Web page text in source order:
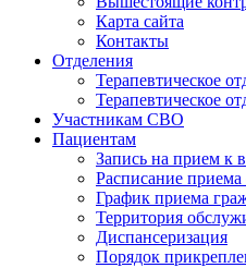
Карта сайта
Контакты
Отделения
Терапевтическое
Терапевтическое
Участникам СВО
Пациентам
Запись на прием к
Расписание приема
График приема
Территория
Диспансеризация
Порядок